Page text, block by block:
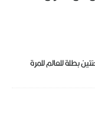
2022: الأرجنتين بطلة للعالم للمرة